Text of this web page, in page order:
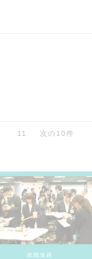
11 次の10件
就職進路